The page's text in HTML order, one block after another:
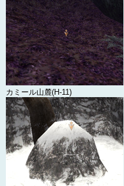
カミール山麓(H-11)